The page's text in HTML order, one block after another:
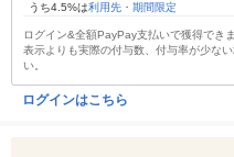
うち4.5%は利用先・期間限定
ログイン&全額PayPay支払いで獲得でき
表示よりも実際の付与数、付与率が少な
い。
ログインはこちら